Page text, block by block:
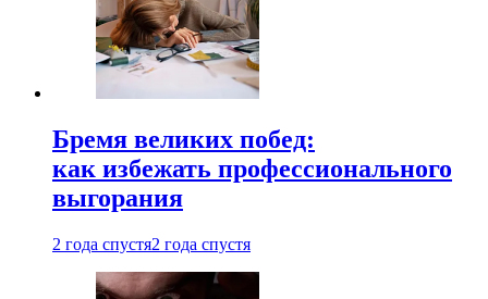
Бремя великих побед:
как избежать профессионального
выгорания
2 года спустя2 года спустя